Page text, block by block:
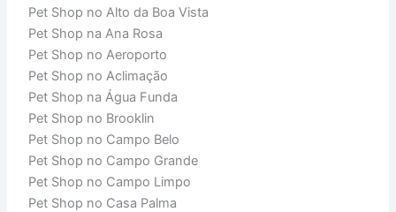
Pet Shop no Alto da Boa Vista
Pet Shop na Ana Rosa
Pet Shop no Aeroporto
Pet Shop no Aclimação
Pet Shop na Água Funda
Pet Shop no Brooklin
Pet Shop no Campo Belo
Pet Shop no Campo Grande
Pet Shop no Campo Limpo
Pet Shop no Casa Palma